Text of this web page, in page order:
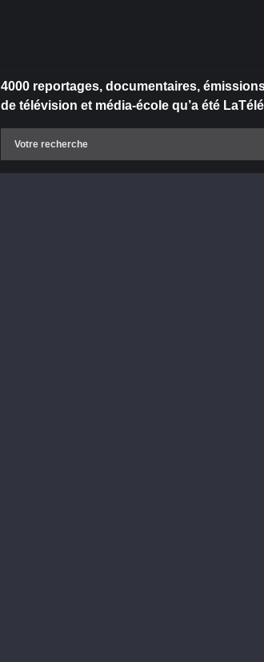
4000 reportages, documentaires,
de télévision et média-école qu’a été